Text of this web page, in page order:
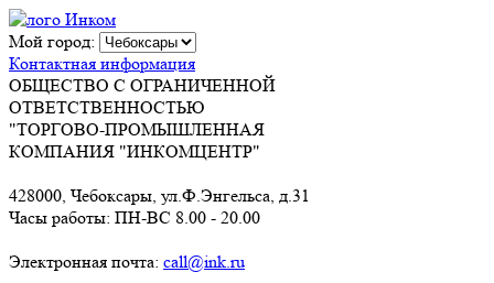
Мой город:
Контактная информация
ОБЩЕСТВО С ОГРАНИЧЕННОЙ
ОТВЕТСТВЕННОСТЬЮ
"ТОРГОВО-ПРОМЫШЛЕННАЯ
КОМПАНИЯ "ИНКОМЦЕНТР"
428000, Чебоксары, ул.Ф.Энгельса, д.31
Часы работы: ПН-ВС 8.00 - 20.00
Электронная почта: call@ink.ru